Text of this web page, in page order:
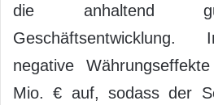
die anhaltend
Geschäftsentwicklung.
negative
Mio. € auf, sodass der